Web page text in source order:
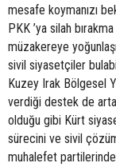
mesafe koymanızı
PKK ’ya silah
müzakereye
sivil siyasetçiler
Kuzey Irak Bölgesel
verdiği destek de
olduğu gibi Kürt
sürecini ve sivil
muhalefet